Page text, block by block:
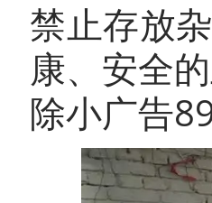
禁止存放
康、安全
除小广告